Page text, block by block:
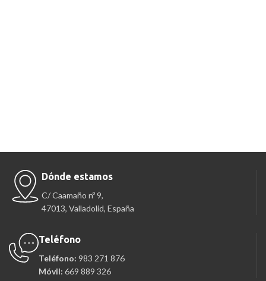
Dónde estamos
C/ Caamaño nº 9,
47013, Valladolid, España
Teléfono
Teléfono: 983 271 876
Móvil: 669 889 326